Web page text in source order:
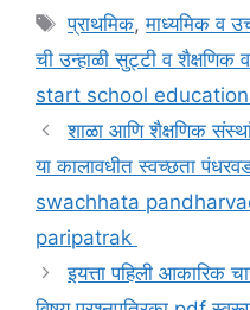
Tags
प्राथमिक,माध्यमिक व
ची उन्हाळी सुट्टी व
start school
शाळा आणि शैक्षणिक
या कालावधीत स्वच्छता
swachhata
paripatrak
इयत्ता पहिली